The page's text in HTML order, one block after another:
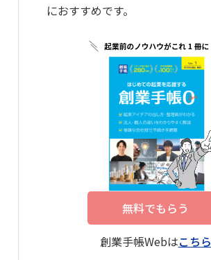
におすすめです。
無料でもらう
創業手帳Webはこちら